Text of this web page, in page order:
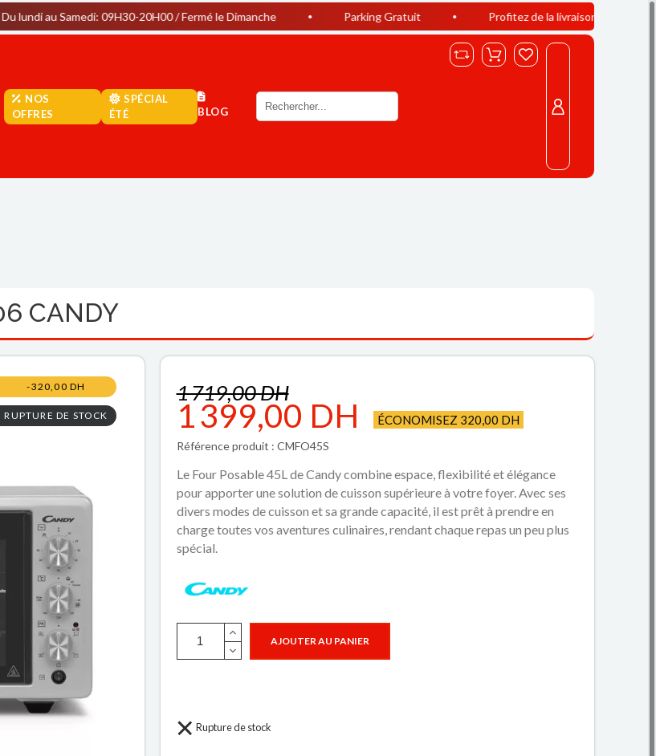
09H30-20H00 / Fermé le Dimanche Parking Gratuit Profitez de la livraison offerte à Casablanca
NOS
OFFRES
SPÉCIAL
ÉTÉ
BLOG
CANDY
-320,00 DH
RUPTURE DE STOCK
1 719,00 DH
1 399,00 DH ÉCONOMISEZ 320,00 DH
Référence produit : CMFO45S
Le Four Posable 45L de Candy combine espace, flexibilité et élégance
pour apporter une solution de cuisson supérieure à votre foyer. Avec ses
divers modes de cuisson et sa grande capacité, il est prêt à prendre en
charge toutes vos aventures culinaires, rendant chaque repas un peu plus
spécial.
AJOUTER AU PANIER
Rupture de stock